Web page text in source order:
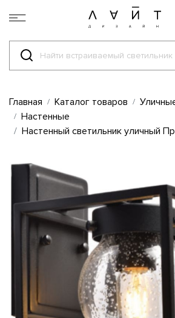
Главная Каталог товаров
Настенные
Настенный светильник уличный